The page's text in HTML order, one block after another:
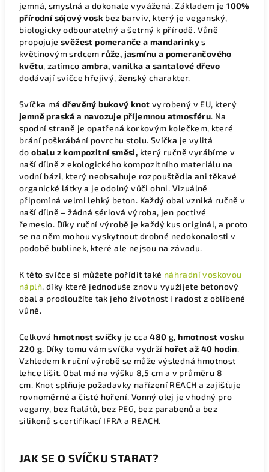
jemná, smyslná a dokonale vyvážená. Základem je100%
přírodní sójový vosk bez barviv, který je veganský,
biologicky odbouratelný a šetrný k přírodě. Vůně
propojujesvěžest pomeranče a mandarinkys
květinovým srdcemrůže, jasmínu a pomerančového
květu, zatímco ambra, vanilka a santalové dřevo
dodávají svíčce hřejivý, ženský charakter.
Svíčka má dřevěný bukový knot vyrobený v EU, který
jemně praská anavozuje příjemnou atmosféru. Na
spodní straně je opatřená korkovým kolečkem, které
brání poškrábání povrchu stolu. Svíčka je vylitá
do obalu z kompozitní směsi, který ručně vyrábíme v
naší dílně z ekologického kompozitního materiálu na
vodní bázi, který neobsahuje rozpouštědla ani těkavé
organické látky a je odolný vůči ohni. Vizuálně
připomíná velmi lehký beton. Každý obal vzniká ručně v
naší dílně – žádná sériová výroba, jen poctivé
řemeslo. Díky ruční výrobě je každý kus originál, a proto
se na něm mohou vyskytnout drobné nedokonalosti v
podobě bublinek, které ale nejsou na závadu.
K této svíčce si můžete pořídit také náhradní voskovou
náplň, díky které jednoduše znovu využijete betonový
obal a prodloužíte tak jeho životnost i radost z oblíbené
vůně.
Celkováhmotnost svíčky je cca480 g,hmotnost vosku
220 g. Díky tomu vám svíčka vydrží hořet až 40 hodin.
Vzhledem k ruční výrobě se může výsledná hmotnost
lehce lišit. Obal má na výšku 8,5 cm a v průměru 8
cm. Knot splňuje požadavky nařízení REACH a zajišťuje
rovnoměrné a čisté hoření. Vonný olej je vhodný pro
vegany, bez ftalátů, bez PEG, bez parabenů a bez
silikonů s certifikací IFRA a REACH.
JAK SE O SVÍČKU STARAT?